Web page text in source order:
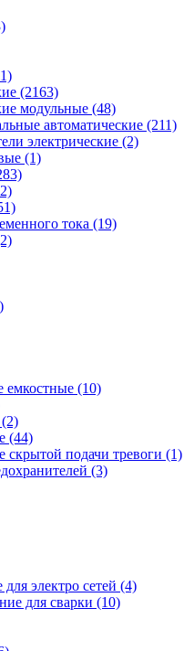
(2163)
модульные (48)
автоматические (211)
электрические (2)
(1)
тока (19)
емкостные (10)
(44)
скрытой подачи тревоги (1)
(3)
электро сетей (4)
для сварки (10)